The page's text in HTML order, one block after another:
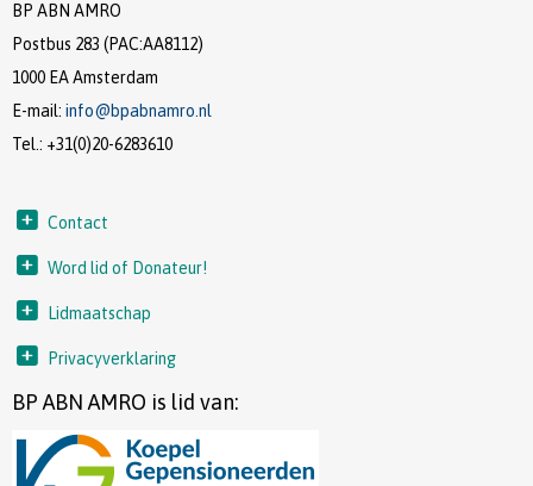
BP ABN AMRO
Postbus 283 (PAC:AA8112)
1000 EA Amsterdam
E-mail: ofni@bpabnamro.nl
Tel.: +31(0)20-6283610
Contact
Word lid of Donateur!
Lidmaatschap
Privacyverklaring
BP ABN AMRO is lid van: